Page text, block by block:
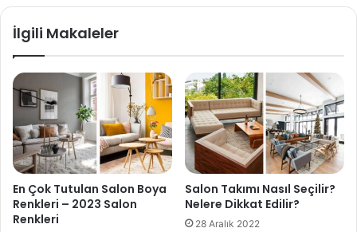
İlgili Makaleler
En Çok Tutulan Salon Boya
Renkleri – 2023 Salon
Renkleri
Salon Takımı Nasıl Seçilir?
Nelere Dikkat Edilir?
28 Aralık 2022